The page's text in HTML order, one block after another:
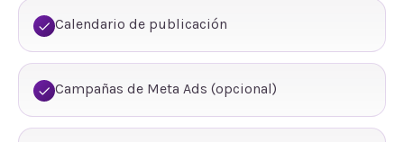
Calendario de publicación
Campañas de Meta Ads (opcional)